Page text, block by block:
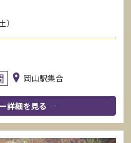
岡山駅集合
詳細を見る